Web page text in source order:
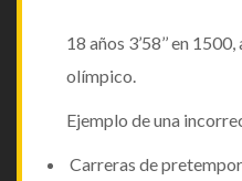
18 años 3’58’’ en
olímpico.
Ejemplo de una
Carreras de